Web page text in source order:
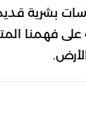
بشرية
على فهمنا